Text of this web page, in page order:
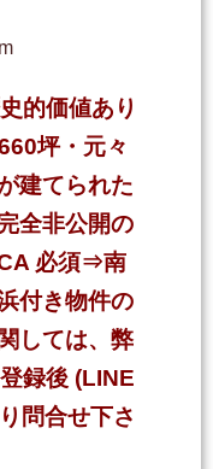
的価値あり
坪・元々
建てられた
全非公開の
必須⇒南
付き物件の
しては、弊
録後 (LINE
問合せ下さ